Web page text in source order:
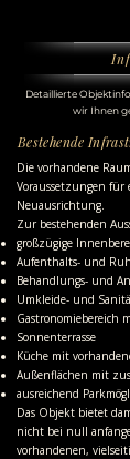
Detaillierte
wir Ihnen
Bestehende
Die vorhandene
Voraussetzungen
Neuausrichtung.
Zur bestehenden
großzügige
Aufenthalts- und
Behandlungs- und
Umkleide- und
Gastronomiebereich
Sonnenterrasse
Küche mit
Außenflächen mit
ausreichend
Das Objekt bietet
nicht bei null
vorhandenen,